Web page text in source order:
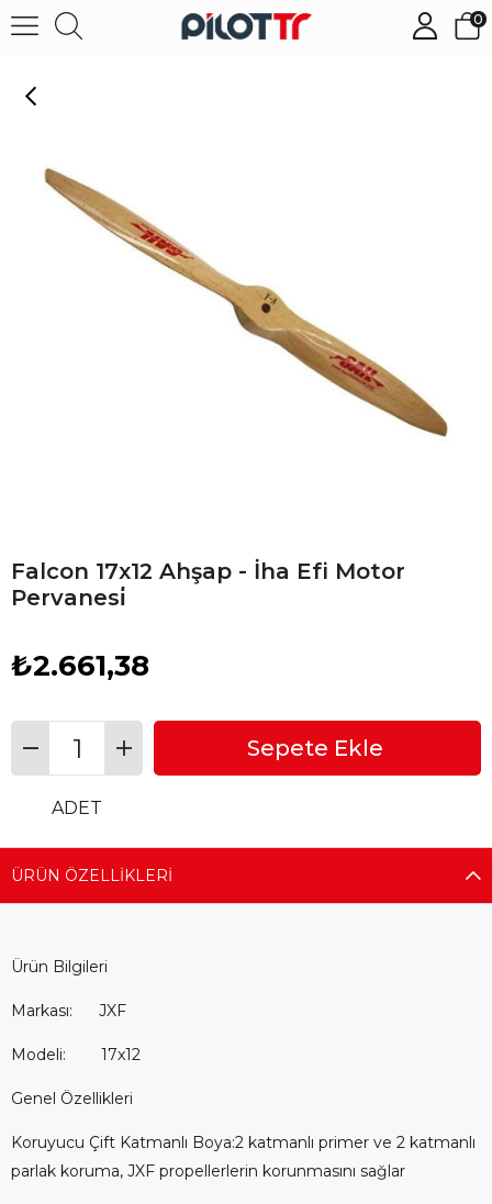
0
Falcon 17x12 Ahşap - İha Efi Motor Pervanesi̇
Falcon 17x12 Ahşap - İha Efi Motor
Pervanesi̇
₺2.661,38
ADET
ÜRÜN ÖZELLIKLERI
Ürün Bilgileri
Markası: JXF
Modeli: 17x12
Genel Özellikleri
Koruyucu Çift Katmanlı Boya:2 katmanlı primer ve 2 katmanlı
parlak koruma, JXF propellerlerin korunmasını sağlar